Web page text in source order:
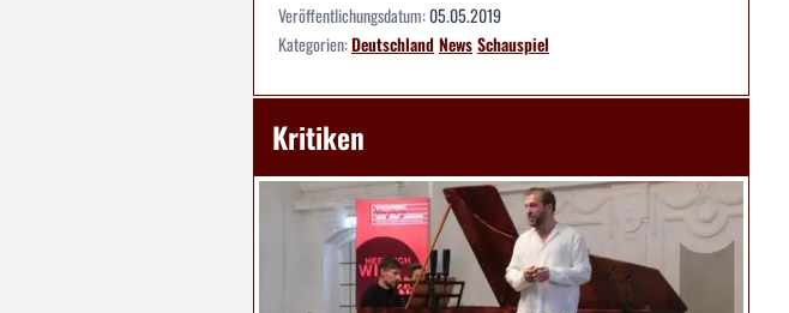
Veröffentlichungsdatum:05.05.2019
Kategorien:DeutschlandNewsSchauspiel
Kritiken